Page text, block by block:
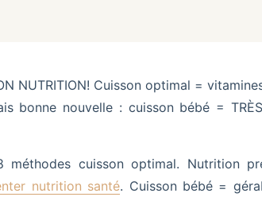
NUTRITION! Cuisson optimal =
bonne nouvelle : cuisson bébé =
méthodes cuisson optimal. Nutrition
nutrition santé. Cuisson bébé =